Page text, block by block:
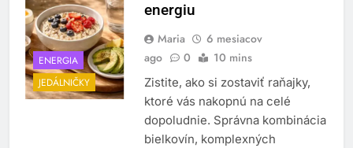
ENERGIA
JEDÁLNIČKY
energiu
Maria
6 mesiacov
ago
0 10 mins
Zistite, ako si zostaviť raňajky,
ktoré vás nakopnú na celé
dopoludnie. Správna kombinácia
bielkovín, komplexných